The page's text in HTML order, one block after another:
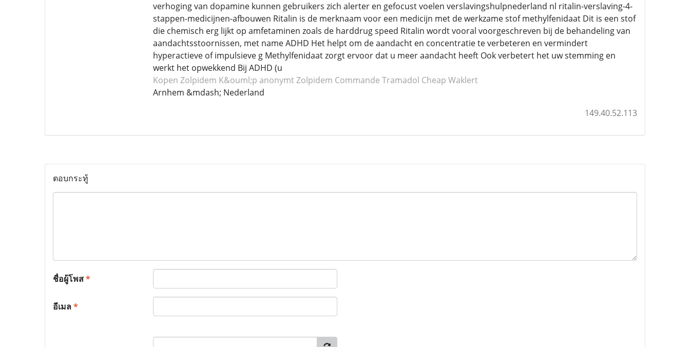
verhoging van dopamine kunnen gebruikers zich alerter en gefocust voelen verslavingshulpnederland nl ritalin-verslaving-4-
stappen-medicijnen-afbouwen Ritalin is de merknaam voor een medicijn met de werkzame stof methylfenidaat Dit is een stof
die chemisch erg lijkt op amfetaminen zoals de harddrug speed Ritalin wordt vooral voorgeschreven bij de behandeling van
aandachtsstoornissen, met name ADHD Het helpt om de aandacht en concentratie te verbeteren en vermindert
hyperactieve of impulsieve g Methylfenidaat zorgt ervoor dat u meer aandacht heeft Ook verbetert het uw stemming en
werkt het opwekkend Bij ADHD (u
Kopen Zolpidem K&ouml;p anonymt Zolpidem Commande Tramadol Cheap Waklert
Arnhem &mdash; Nederland
149.40.52.113
ตอบกระทู้
ชื่อผู้โพส*
อีเมล*